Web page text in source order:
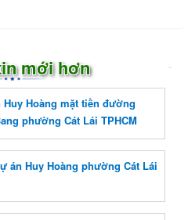
mới hơn
Huy Hoàng mặt tiền đường
phường Cát Lái TPHCM
án Huy Hoàng phường Cát Lái